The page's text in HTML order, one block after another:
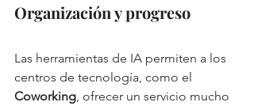
Organización y progreso
Las herramientas de IA permiten a los
centros de tecnología, como el
Coworking , ofrecer un servicio mucho